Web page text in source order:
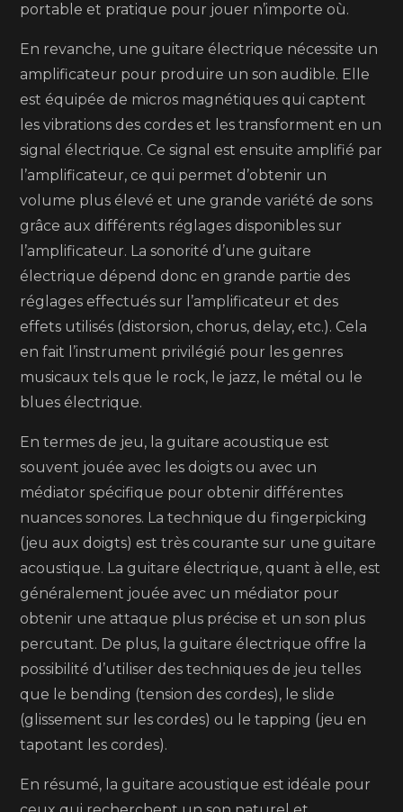
portable et pratique pour jouer n’importe où.
En revanche, une guitare électrique nécessite un
amplificateur pour produire un son audible. Elle
est équipée de micros magnétiques qui captent
les vibrations des cordes et les transforment en un
signal électrique. Ce signal est ensuite amplifié par
l’amplificateur, ce qui permet d’obtenir un
volume plus élevé et une grande variété de sons
grâce aux différents réglages disponibles sur
l’amplificateur. La sonorité d’une guitare
électrique dépend donc en grande partie des
réglages effectués sur l’amplificateur et des
effets utilisés (distorsion, chorus, delay, etc.). Cela
en fait l’instrument privilégié pour les genres
musicaux tels que le rock, le jazz, le métal ou le
blues électrique.
En termes de jeu, la guitare acoustique est
souvent jouée avec les doigts ou avec un
médiator spécifique pour obtenir différentes
nuances sonores. La technique du fingerpicking
(jeu aux doigts) est très courante sur une guitare
acoustique. La guitare électrique, quant à elle, est
généralement jouée avec un médiator pour
obtenir une attaque plus précise et un son plus
percutant. De plus, la guitare électrique offre la
possibilité d’utiliser des techniques de jeu telles
que le bending (tension des cordes), le slide
(glissement sur les cordes) ou le tapping (jeu en
tapotant les cordes).
En résumé, la guitare acoustique est idéale pour